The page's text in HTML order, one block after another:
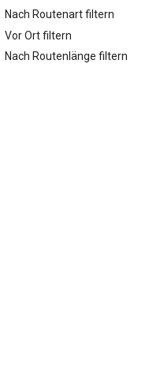
Nach Routenart filtern
Vor Ort filtern
Nach Routenlänge filtern